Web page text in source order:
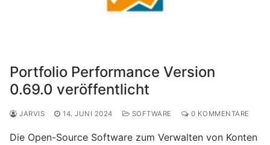
Portfolio Performance Version
0.69.0 veröffentlicht
JARVIS 14. JUNI 2024 SOFTWARE 0 KOMMENTARE
Die Open-Source Software zum Verwalten von Konten